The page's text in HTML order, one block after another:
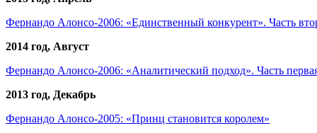
Фернандо Алонсо-2006: «Единственный конкурент». Часть
2014 год, Август
Фернандо Алонсо-2006: «Аналитический подход». Часть
2013 год, Декабрь
Фернандо Алонсо-2005: «Принц становится королем»